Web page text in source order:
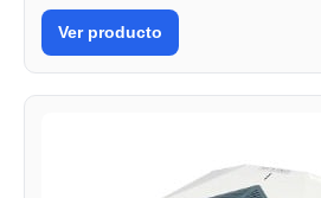
Ver producto